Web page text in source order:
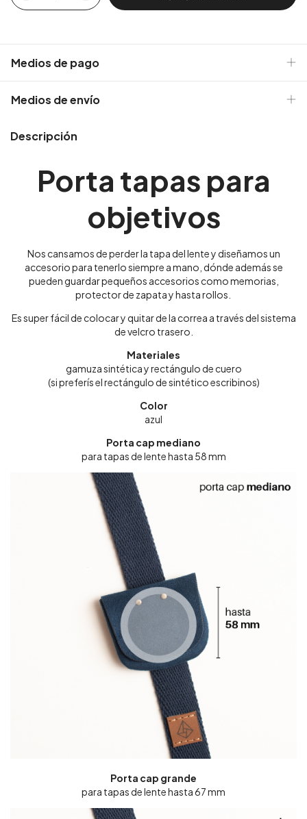
Medios de pago
Medios de envío
Descripción
Porta tapas para
objetivos
Nos cansamos de perder la tapa del lente y diseñamos un
accesorio para tenerlo siempre a mano, dónde además se
pueden guardar pequeños accesorios como memorias,
protector de zapata y hasta rollos.
Es super fácil de colocar y quitar de la correa a través del sistema
de velcro trasero.
Materiales
gamuza sintética y rectángulo de cuero
(si preferís el rectángulo de sintético escribinos)
Color
azul
Porta cap mediano
para tapas de lente hasta 58 mm
Porta cap grande
para tapas de lente hasta 67 mm